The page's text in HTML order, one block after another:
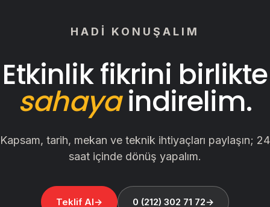
HADI KONUŞALIM
Etkinlik fikrini birlikte
sahayaindirelim.
Kapsam, tarih, mekan ve teknik ihtiyaçları paylaşın; 24
saat içinde dönüş yapalım.
Teklif Al 0 (212) 302 71 72